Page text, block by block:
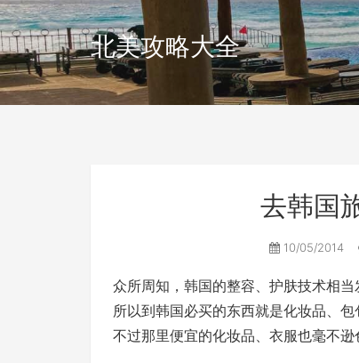
北美攻略大全
去韩国
10/05/2014
众所周知，韩国的整容、护肤技术相
所以到韩国必买的东西就是化妆品、
不过那里便宜的化妆品、衣服也毫不逊